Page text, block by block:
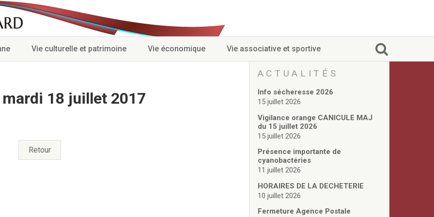
Vie culturelle et patrimoine Vie économique Vie associative et sportive
18 juillet 2017
Retour
ACTUALITÉS
Info sécheresse 2026
15 juillet 2026
Vigilance orange CANICULE MAJ
du 15 juillet 2026
15 juillet 2026
Présence importante de
cyanobactéries
11 juillet 2026
HORAIRES DE LA DECHETERIE
10 juillet 2026
Fermeture Agence Postale